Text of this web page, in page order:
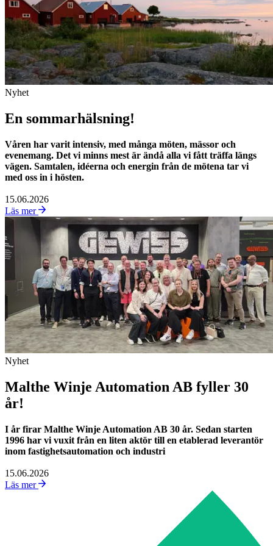
Nyhet
En sommarhälsning!
Våren har varit intensiv, med många möten, mässor och
evenemang. Det vi minns mest är ändå alla vi fått träffa längs
vägen. Samtalen, idéerna och energin från de mötena tar vi
med oss in i hösten.
15.06.2026
Läs mer
Nyhet
Malthe Winje Automation AB fyller 30
år!
I år firar Malthe Winje Automation AB 30 år. Sedan starten
1996 har vi vuxit från en liten aktör till en etablerad leverantör
inom fastighetsautomation och industri
15.06.2026
Läs mer